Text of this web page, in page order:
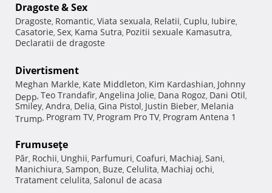
Dragoste & Sex
Dragoste, Romantic, Viata sexuala, Relatii, Cuplu, Iubire,
Casatorie, Sex, Kama Sutra, Pozitii sexuale Kamasutra,
Declaratii de dragoste
Divertisment
Meghan Markle, Kate Middleton, Kim Kardashian, Johnny
Depp, Teo Trandafir, Angelina Jolie, Dana Rogoz, Dani Otil,
Smiley, Andra, Delia, Gina Pistol, Justin Bieber, Melania
Trump, Program TV, Program Pro TV, Program Antena 1
Frumuseţe
Păr, Rochii, Unghii, Parfumuri, Coafuri, Machiaj, Sani,
Manichiura, Sampon, Buze, Celulita, Machiaj ochi,
Tratament celulita, Salonul de acasa